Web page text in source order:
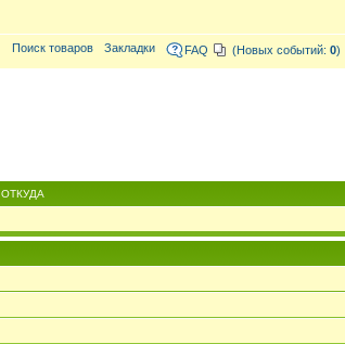
FAQ (Новых событий: 0)
Поиск товаров Закладки
ОТКУДА